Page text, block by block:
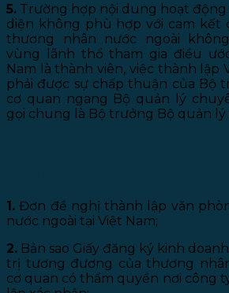
5. Trường hợp nội dung hoạt động
diện không phù hợp với cam kết
thương nhân nước ngoài
vùng lãnh thổ tham gia điều
Nam là thành viên, việc thành lập
phải được sự chấp thuận của Bộ
cơ quan ngang Bộ quản lý
gọi chung là Bộ trưởng Bộ quản
1. Đơn đề nghị thành lập văn
nước ngoài tại Việt Nam;
2. Bản sao Giấy đăng ký kinh
trị tương đương của thương
cơ quan có thẩm quyền nơi công